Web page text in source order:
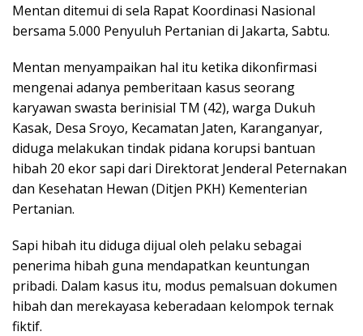
Mentan ditemui di sela Rapat Koordinasi Nasional
bersama 5.000 Penyuluh Pertanian di Jakarta, Sabtu.
Mentan menyampaikan hal itu ketika dikonfirmasi
mengenai adanya pemberitaan kasus seorang
karyawan swasta berinisial TM (42), warga Dukuh
Kasak, Desa Sroyo, Kecamatan Jaten, Karanganyar,
diduga melakukan tindak pidana korupsi bantuan
hibah 20 ekor sapi dari Direktorat Jenderal Peternakan
dan Kesehatan Hewan (Ditjen PKH) Kementerian
Pertanian.
Sapi hibah itu diduga dijual oleh pelaku sebagai
penerima hibah guna mendapatkan keuntungan
pribadi. Dalam kasus itu, modus pemalsuan dokumen
hibah dan merekayasa keberadaan kelompok ternak
fiktif.